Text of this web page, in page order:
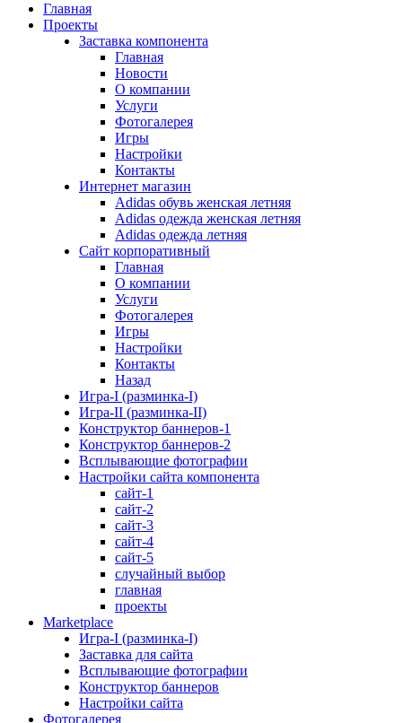
Главная
Проекты
Заставка компонента
Главная
Новости
О компании
Услуги
Фотогалерея
Игры
Наcтройки
Контакты
Интернет магазин
Adidas обувь женская летняя
Adidas одежда женская летняя
Adidas одежда летняя
Сайт корпоративный
Главная
О компании
Услуги
Фотогалерея
Игры
Настройки
Контакты
Назад
Игра-I (разминка-I)
Игра-II (разминка-II)
Конструктор баннеров-1
Конструктор баннеров-2
Всплывающие фотографии
Настройки сайта компонента
сайт-1
сайт-2
сайт-3
сайт-4
сайт-5
случайный выбор
главная
проекты
Marketplace
Игра-I (разминка-I)
Заставка для сайта
Всплывающие фотографии
Конструктор баннеров
Настройки сайта
Фотогалерея